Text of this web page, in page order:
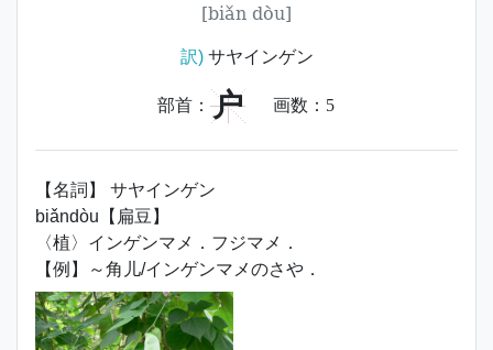
[biǎn dòu]
訳)サヤインゲン
部首： 户 画数： 5
【名詞】 サヤインゲン
biǎndòu【扁豆】
〈植〉インゲンマメ．フジマメ．
【例】～角儿/インゲンマメのさや．